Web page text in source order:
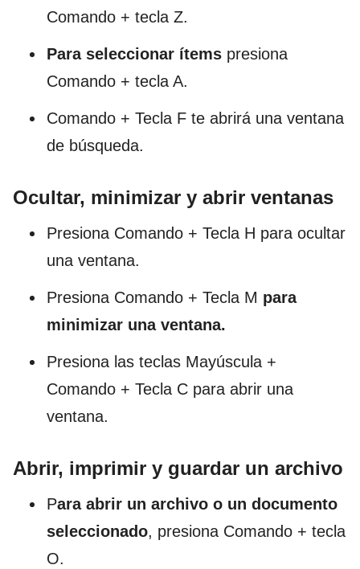
Comando + tecla Z.
Para seleccionar ítems presiona
Comando + tecla A.
Comando + Tecla F te abrirá una ventana
de búsqueda.
Ocultar, minimizar y abrir ventanas
Presiona Comando + Tecla H para ocultar
una ventana.
Presiona Comando + Tecla M para
minimizar una ventana.
Presiona las teclas Mayúscula +
Comando + Tecla C para abrir una
ventana.
Abrir, imprimir y guardar un archivo
Para abrir un archivo o un documento
seleccionado, presiona Comando + tecla
O.